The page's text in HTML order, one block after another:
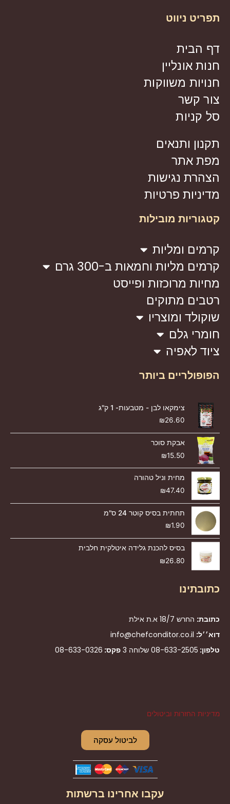
תפריט ניווט
דף הבית
חנות אונליין
חנויות משווקות
צור קשר
סל קניות
תקנון ותנאים
מפת אתר
הצהרת נגישות
מדיניות פרטיות
קטגוריות מובילות
קרמים ומליות
קרמים מליות וחמאות ב-300 גרם
מחיות מרוכזות ופייסט
רטבים מתוקים
שוקולד ומוצריו
חומרי גלם
ציוד לאפיה
הפופולריים ביותר
צימקאו לבן - מטבעות- 1 ק"ג
₪26.60
אבקת סוכר
₪15.50
מחית וניל טהורה
₪47.40
תחתית בסיס קוטר 24 ס"מ
₪1.90
בסיס להכנת גלידה איטלקית חלבית
₪26.80
כתובתינו
כתובת: החרש 18/7 א.ת אילת
דוא׳׳ל: info@chefconditor.co.il
טלפון: 08-633-2505 שלוחה 3 פקס: 08-633-0326
מדיניות החזרות וביטולים
לביטול עסקה
עקבו אחרינו ברשתות